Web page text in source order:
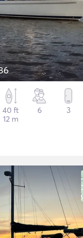
40 ft
12 m
6 3